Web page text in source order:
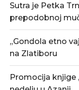
Sutra je Petka
prepodobnoj
„Gondola etno
na Zlatiboru
Promocija knjige